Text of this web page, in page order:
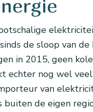
de sloop van
in 2015, geen
echter nog wel
van
buiten de eigen